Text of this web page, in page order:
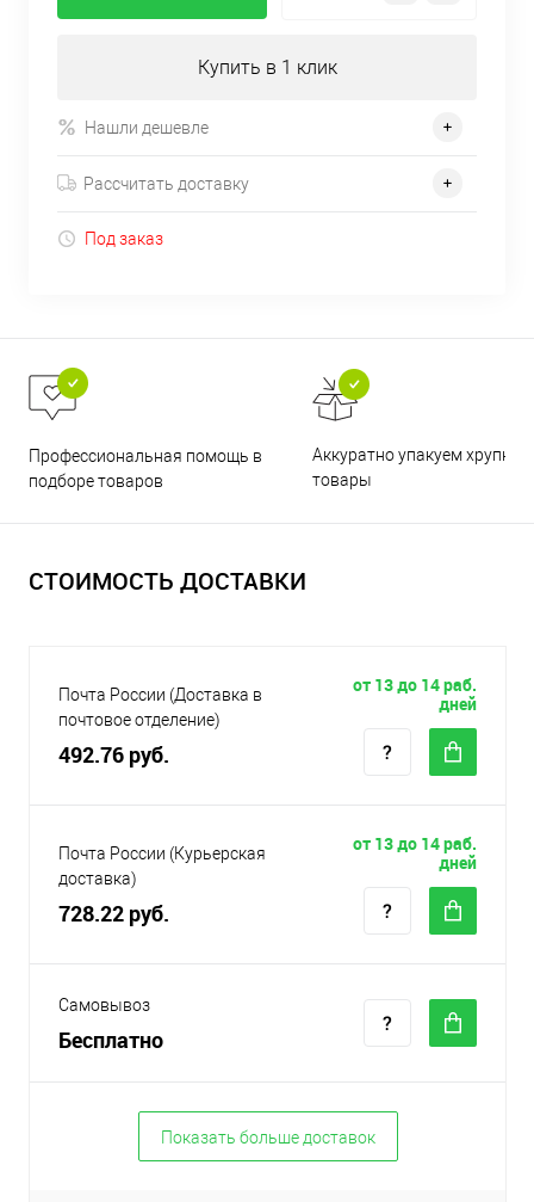
Купить в 1 клик
Нашли дешевле
Рассчитать доставку
Под заказ
Профессиональная помощь в
подборе товаров
Аккуратно упакуем хрупкие
товары
СТОИМОСТЬ ДОСТАВКИ
Почта России (Доставка в
почтовое отделение)
492.76 руб.
от 13 до 14 раб.
дней
Почта России (Курьерская
доставка)
728.22 руб.
от 13 до 14 раб.
дней
Самовывоз
Бесплатно
Показать больше доставок